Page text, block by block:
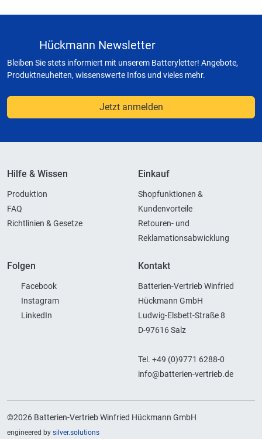
Hückmann Newsletter
Bleiben Sie stets informiert mit unserem Batteryletter! Angebote,
Produktneuheiten, wissenswerte Infos und vieles mehr.
Jetzt anmelden
Hilfe & Wissen
Produktion
FAQ
Richtlinien & Gesetze
Einkauf
Shopfunktionen &
Kundenvorteile
Retouren- und
Reklamationsabwicklung
Folgen
Facebook
Instagram
LinkedIn
Kontakt
Batterien-Vertrieb Winfried
Hückmann GmbH
Ludwig-Elsbett-Straße 8
D-97616 Salz
Tel. +49 (0)9771 6288-0
info@batterien-vertrieb.de
©2026 Batterien-Vertrieb Winfried Hückmann GmbH
engineered by silver.solutions